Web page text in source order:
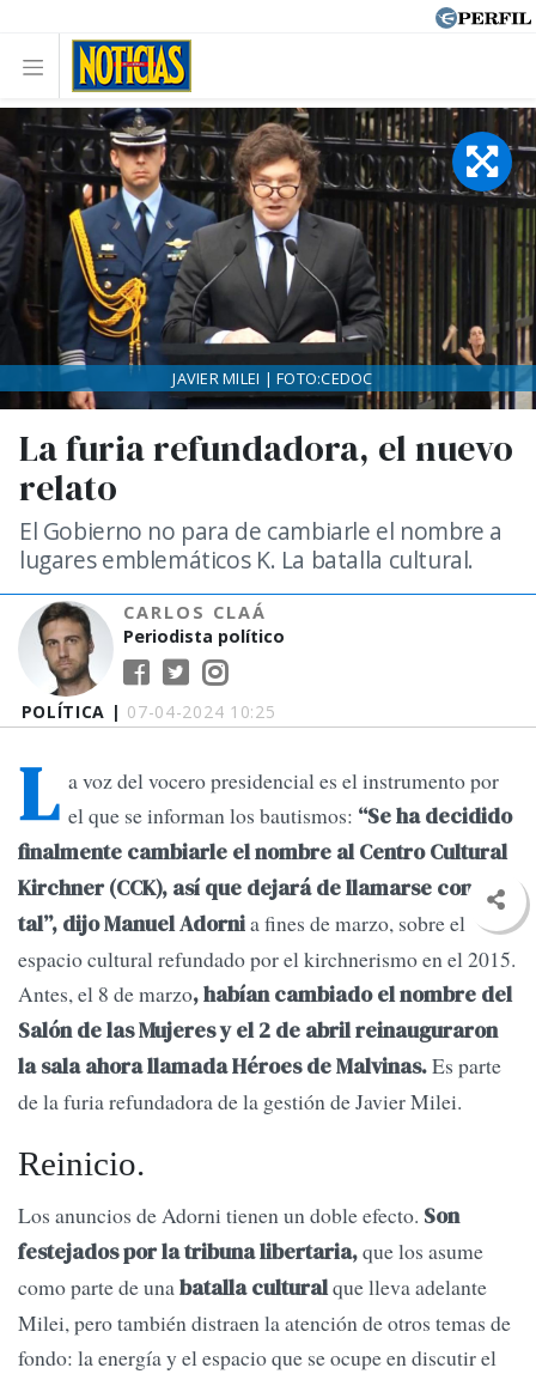
POLÍTICA | 07-04-2024 10:25
La furia refundadora, el nuevo
relato
El Gobierno no para de cambiarle el nombre a
lugares emblemáticos K. La batalla cultural.
CARLOS CLAÁ
Periodista político
JAVIER MILEI | FOTO:CEDOC
L a voz del vocero presidencial es el instrumento por
el que se informan los bautismos: “Se ha decidido
finalmente cambiarle el nombre al Centro Cultural
Kirchner (CCK), así que dejará de llamarse como
tal”, dijo Manuel Adornia fines de marzo, sobre el
espacio cultural refundado por el kirchnerismo en el 2015.
Antes, el 8 de marzo, habían cambiado el nombre del
Salón de las Mujeres y el 2 de abril reinauguraron
la sala ahora llamada Héroes de Malvinas.Es parte
de la furia refundadora de la gestión de Javier Milei.
Reinicio.
Los anuncios de Adorni tienen un doble efecto. Son
festejados por la tribuna libertaria,que los asume
como parte de unabatalla culturalque lleva adelante
Milei, pero también distraen la atención de otros temas de
fondo: la energía y el espacio que se ocupe en discutir el